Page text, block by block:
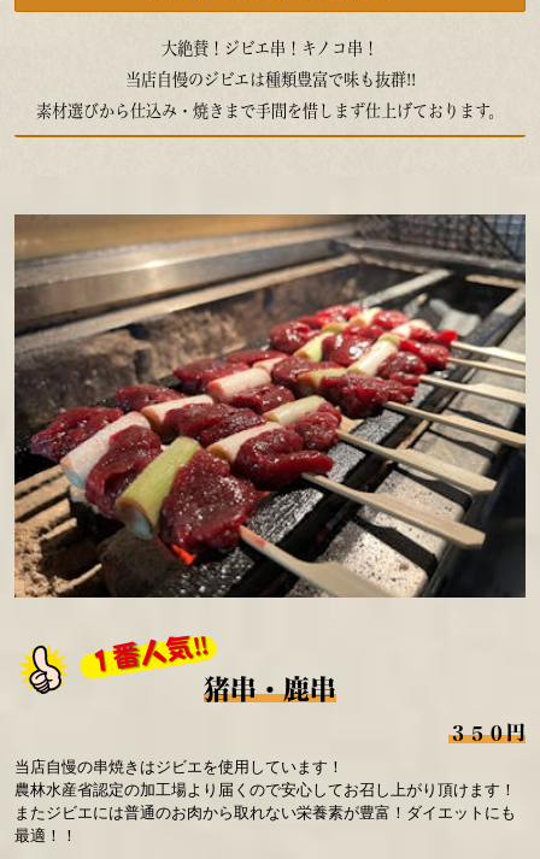
大絶賛！ジビエ串！キノコ串！
当店自慢のジビエは種類豊富で味も抜群!!
素材選びから仕込み・焼きまで手間を惜しまず仕上げております。
１番人気‼
猪串・鹿串
３５０円
当店自慢の串焼きはジビエを使用しています！
農林水産省認定の加工場より届くので安心してお召し上がり頂けます！
またジビエには普通のお肉から取れない栄養素が豊富！ダイエットにも
最適！！